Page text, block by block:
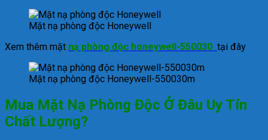
Mặt nạ phòng độc Honeywell
Xem thêm mặt nạ phòng độc honeywell-550030 tại đây
Mặt nạ phòng độc Honeywell-550030m
Mua Mặt Nạ Phòng Độc Ở Đâu Uy Tín
Chất Lượng?